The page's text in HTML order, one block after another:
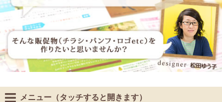
メニュー（タッチすると開きます）